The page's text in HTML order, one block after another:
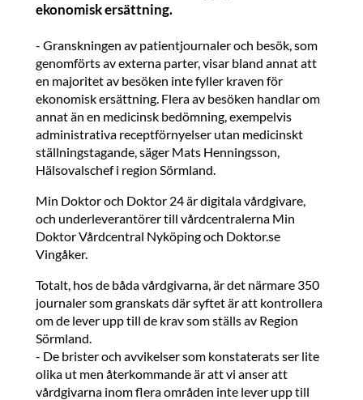
ekonomisk ersättning.
- Granskningen av patientjournaler och besök, som
genomförts av externa parter, visar bland annat att
en majoritet av besöken inte fyller kraven för
ekonomisk ersättning. Flera av besöken handlar om
annat än en medicinsk bedömning, exempelvis
administrativa receptförnyelser utan medicinskt
ställningstagande, säger Mats Henningsson,
Hälsovalschef i region Sörmland.
Min Doktor och Doktor 24 är digitala vårdgivare,
och underleverantörer till vårdcentralerna Min
Doktor Vårdcentral Nyköping och Doktor.se
Vingåker.
Totalt, hos de båda vårdgivarna, är det närmare 350
journaler som granskats där syftet är att kontrollera
om de lever upp till de krav som ställs av Region
Sörmland.
- De brister och avvikelser som konstaterats ser lite
olika ut men återkommande är att vi anser att
vårdgivarna inom flera områden inte lever upp till